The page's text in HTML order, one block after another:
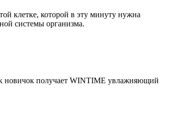
клетке, которой в эту минуту нужна
системы организма.
новичок получает WINTIME увлажняющий